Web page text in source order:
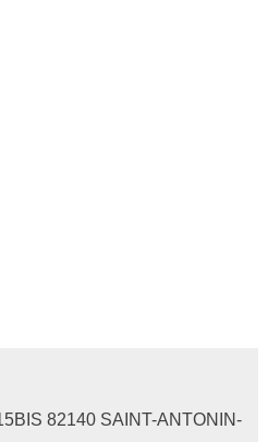
82140 SAINT-ANTONIN-